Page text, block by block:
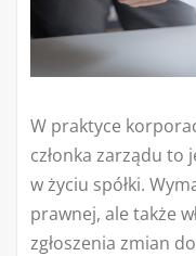
W praktyce
członka zarządu to
w życiu spółki.
prawnej, ale także
zgłoszenia zmian